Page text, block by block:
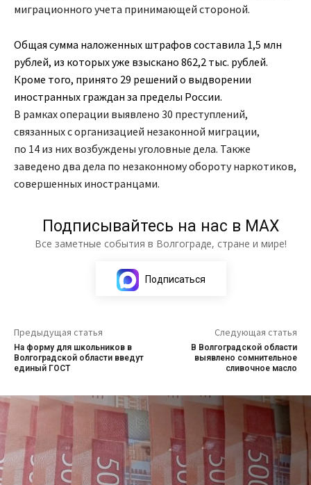
миграционного учета принимающей стороной.
Общая сумма наложенных штрафов составила 1,5 млн
рублей, из которых уже взыскано 862,2 тыс. рублей.
Кроме того, принято 29 решений о выдворении
иностранных граждан за пределы России.
В рамках операции выявлено 30 преступлений,
связанных с организацией незаконной миграции,
по 14 из них возбуждены уголовные дела. Также
заведено два дела по незаконному обороту наркотиков,
совершенных иностранцами.
Подписывайтесь на нас в МАХ
Все заметные события в Волгограде, стране и мире!
Подписаться
Предыдущая статья
На форму для школьников в
Волгоградской области введут
единый ГОСТ
Следующая статья
В Волгоградской области
выявлено сомнительное
сливочное масло